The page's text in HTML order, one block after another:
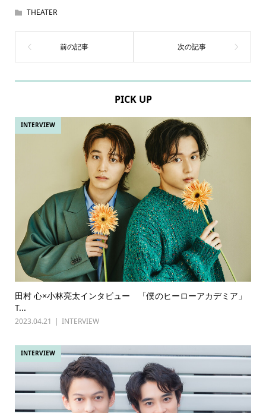
THEATER
PICK UP
INTERVIEW
田村 心×小林亮太インタビュー 「僕のヒーローアカデミア」
T...
2023.04.21 INTERVIEW
INTERVIEW